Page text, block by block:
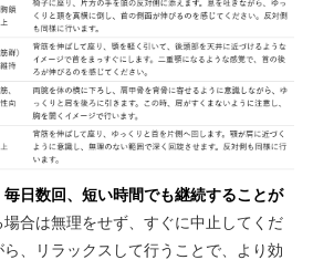
毎日数回、短い時間でも継続することが
合は無理をせず、すぐに中止してくだ
、リラックスして行うことで、より効